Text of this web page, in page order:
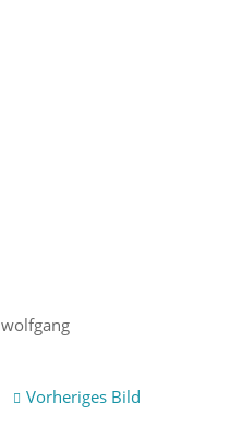
wolfgang
Vorheriges Bild